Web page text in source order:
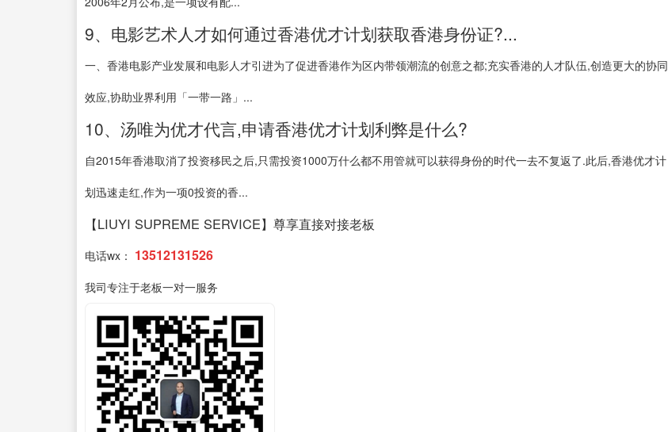
9、电影艺术人才如何通过香港优才计划获取香港身份证?...
一、香港电影产业发展和电影人才引进为了促进香港作为区内带领潮流的创意之都;充实香港的人才队伍,创造更大的协同
效应,协助业界利用「一带一路」...
10、汤唯为优才代言,申请香港优才计划利弊是什么?
自2015年香港取消了投资移民之后,只需投资1000万什么都不用管就可以获得身份的时代一去不复返了.此后,香港优才计
划迅速走红,作为一项0投资的香...
【LIUYI SUPREME SERVICE】尊享直接对接老板
电话wx： 13512131526
我司专注于老板一对一服务